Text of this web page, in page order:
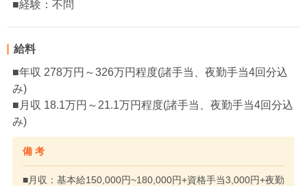
■経験：不問
給料
■年収 278万円～326万円程度(諸手当、夜勤手当4回分込
み)
■月収 18.1万円～21.1万円程度(諸手当、夜勤手当4回分込
み)
備 考
■月収：基本給150,000円~180,000円+資格手当3,000円+夜勤